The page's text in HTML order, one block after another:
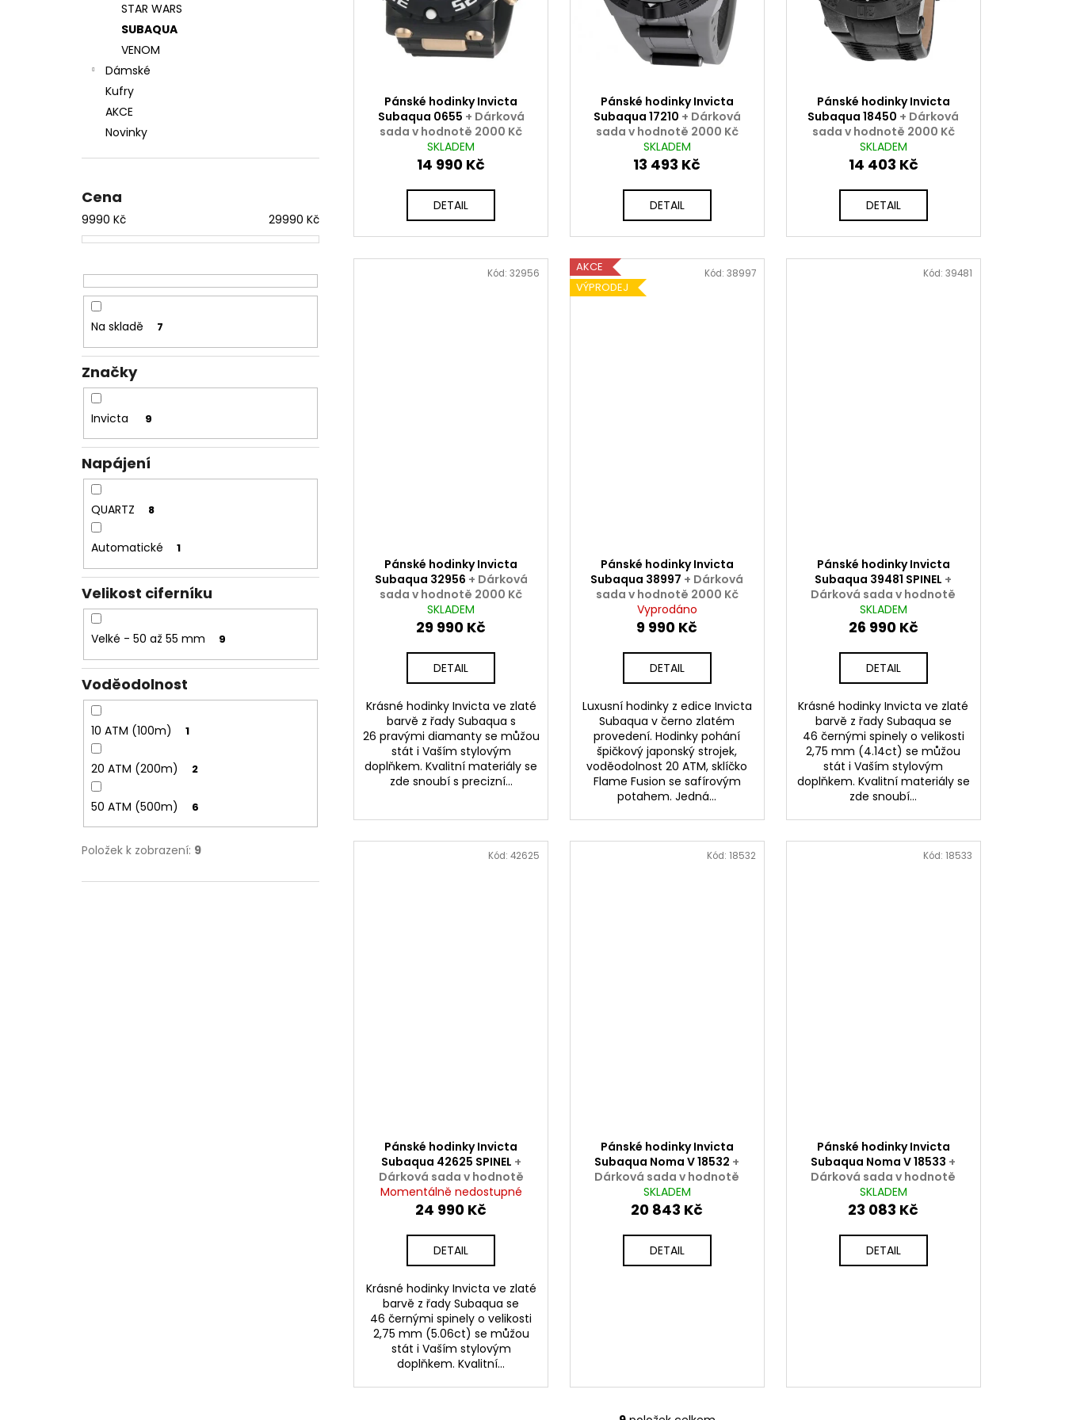
STAR WARS
SUBAQUA
VENOM
Dámské
Kufry
AKCE
Novinky
Cena
9990 Kč 29990 Kč
Na skladě 7
Značky
Invicta 9
Napájení
QUARTZ 8
Automatické 1
Velikost ciferníku
Velké - 50 až 55 mm 9
Voděodolnost
10 ATM (100m) 1
20 ATM (200m) 2
50 ATM (500m) 6
Položek k zobrazení: 9
Pánské hodinky Invicta
Subaqua 0655 + Dárková
sada v hodnotě 2000 Kč
ZDARMA
SKLADEM
14 990 Kč
DETAIL
Pánské hodinky Invicta
Subaqua 17210 + Dárková
sada v hodnotě 2000 Kč
ZDARMA
SKLADEM
13 493 Kč
DETAIL
Pánské hodinky Invicta
Subaqua 18450 + Dárková
sada v hodnotě 2000 Kč
ZDARMA
SKLADEM
14 403 Kč
DETAIL
Pánské hodinky Invicta
Subaqua 32956 + Dárková
sada v hodnotě 2000 Kč
ZDARMA
SKLADEM
29 990 Kč
DETAIL
Krásné hodinky Invicta ve zlaté
barvě z řady Subaqua s
26 pravými diamanty se můžou
stát i Vaším stylovým
doplňkem. Kvalitní materiály se
zde snoubí s precizní...
Kód:32956
AKCE
VÝPRODEJ
Pánské hodinky Invicta
Subaqua 38997 + Dárková
sada v hodnotě 2000 Kč
ZDARMA
Vyprodáno
9 990 Kč
DETAIL
Luxusní hodinky z edice Invicta
Subaqua v černo zlatém
provedení. Hodinky pohání
špičkový japonský strojek,
voděodolnost 20 ATM, sklíčko
Flame Fusion se safírovým
potahem. Jedná...
Kód: 38997
Pánské hodinky Invicta
Subaqua 39481 SPINEL +
Dárková sada v hodnotě
2000 Kč ZDARMA
SKLADEM
26 990 Kč
DETAIL
Krásné hodinky Invicta ve zlaté
barvě z řady Subaqua se
46 černými spinely o velikosti
2,75 mm (4.14ct) se můžou
stát i Vaším stylovým
doplňkem. Kvalitní materiály se
zde snoubí...
Kód: 39481
Pánské hodinky Invicta
Subaqua 42625 SPINEL +
Dárková sada v hodnotě
2000 Kč ZDARMA
Momentálně nedostupné
24 990 Kč
DETAIL
Krásné hodinky Invicta ve zlaté
barvě z řady Subaqua se
46 černými spinely o velikosti
2,75 mm (5.06ct) se můžou
stát i Vaším stylovým
doplňkem. Kvalitní...
Kód:42625
Pánské hodinky Invicta
Subaqua Noma V 18532 +
Dárková sada v hodnotě
2000 Kč ZDARMA
SKLADEM
20 843 Kč
DETAIL
Kód: 18532
Pánské hodinky Invicta
Subaqua Noma V 18533 +
Dárková sada v hodnotě
2000 Kč ZDARMA
SKLADEM
23 083 Kč
DETAIL
Kód: 18533